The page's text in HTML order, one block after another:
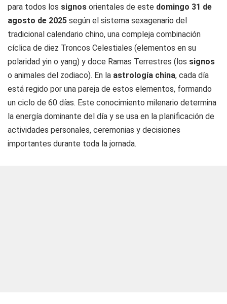
para todos los signos orientales de este domingo 31 de
agosto de 2025 según el sistema sexagenario del
tradicional calendario chino, una compleja combinación
cíclica de diez Troncos Celestiales (elementos en su
polaridad yin o yang) y doce Ramas Terrestres (los signos
o animales del zodiaco). En la astrología china, cada día
está regido por una pareja de estos elementos, formando
un ciclo de 60 días. Este conocimiento milenario determina
la energía dominante del día y se usa en la planificación de
actividades personales, ceremonias y decisiones
importantes durante toda la jornada.